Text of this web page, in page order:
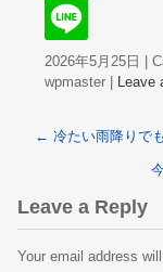
2026年5月25日
wpmaster
← 冷たい雨降りで
Leave a Reply
Your email address